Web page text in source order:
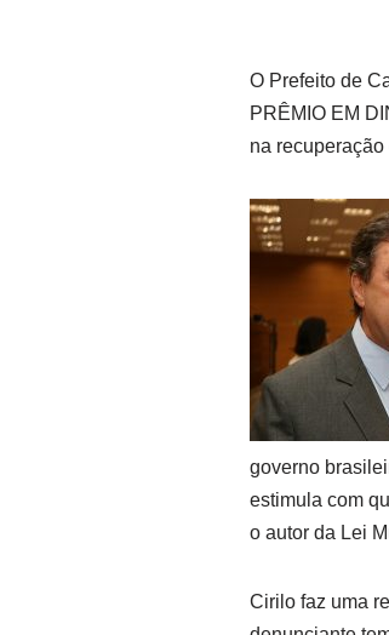
O Prefeito de
PRÊMIO EM
na
governo
estimula com
o autor da Lei
Cirilo faz uma